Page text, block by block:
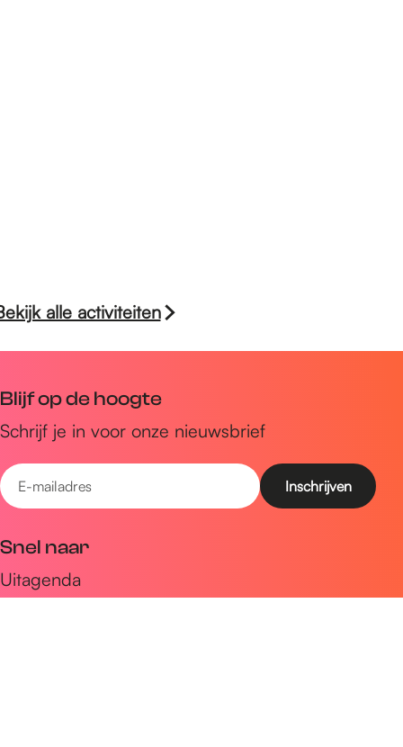
alle activiteiten
Blijf op de hoogte
Schrijf je in voor onze nieuwsbrief
E
-
a
i
Snel naar
Uitagenda